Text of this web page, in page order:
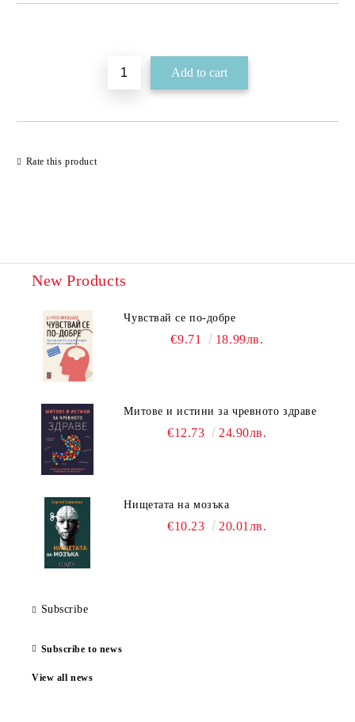
Rate this product
New Products
Чувствай се по-добре
€9.71 18.99лв.
Митове и истини за чревното здраве
€12.73 24.90лв.
Нищетата на мозъка
€10.23 20.01лв.
Subscribe
Subscribe to news
View all news